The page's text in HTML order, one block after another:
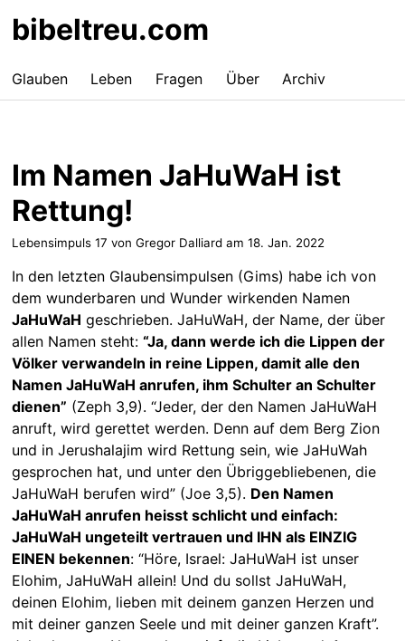
bibeltreu.com
Glauben Leben Fragen Über Archiv
Im Namen JaHuWaH ist
Rettung!
Lebensimpuls 17 von Gregor Dalliard am 18. Jan. 2022
In den letzten Glaubensimpulsen (Gims) habe ich von
dem wunderbaren und Wunder wirkenden Namen
JaHuWaH geschrieben. JaHuWaH, der Name, der über
allen Namen steht: “Ja, dann werde ich die Lippen der
Völker verwandeln in reine Lippen, damit alle den
Namen JaHuWaH anrufen, ihm Schulter an Schulter
dienen” (Zeph 3,9). “Jeder, der den Namen JaHuWaH
anruft, wird gerettet werden. Denn auf dem Berg Zion
und in Jerushalajim wird Rettung sein, wie JaHuWah
gesprochen hat, und unter den Übriggebliebenen, die
JaHuWaH berufen wird” (Joe 3,5). Den Namen
JaHuWaH anrufen heisst schlicht und einfach:
JaHuWaH ungeteilt vertrauen und IHN als EINZIG
EINEN bekennen: “Höre, Israel: JaHuWaH ist unser
Elohim, JaHuWaH allein! Und du sollst JaHuWaH,
deinen Elohim, lieben mit deinem ganzen Herzen und
mit deiner ganzen Seele und mit deiner ganzen Kraft”.